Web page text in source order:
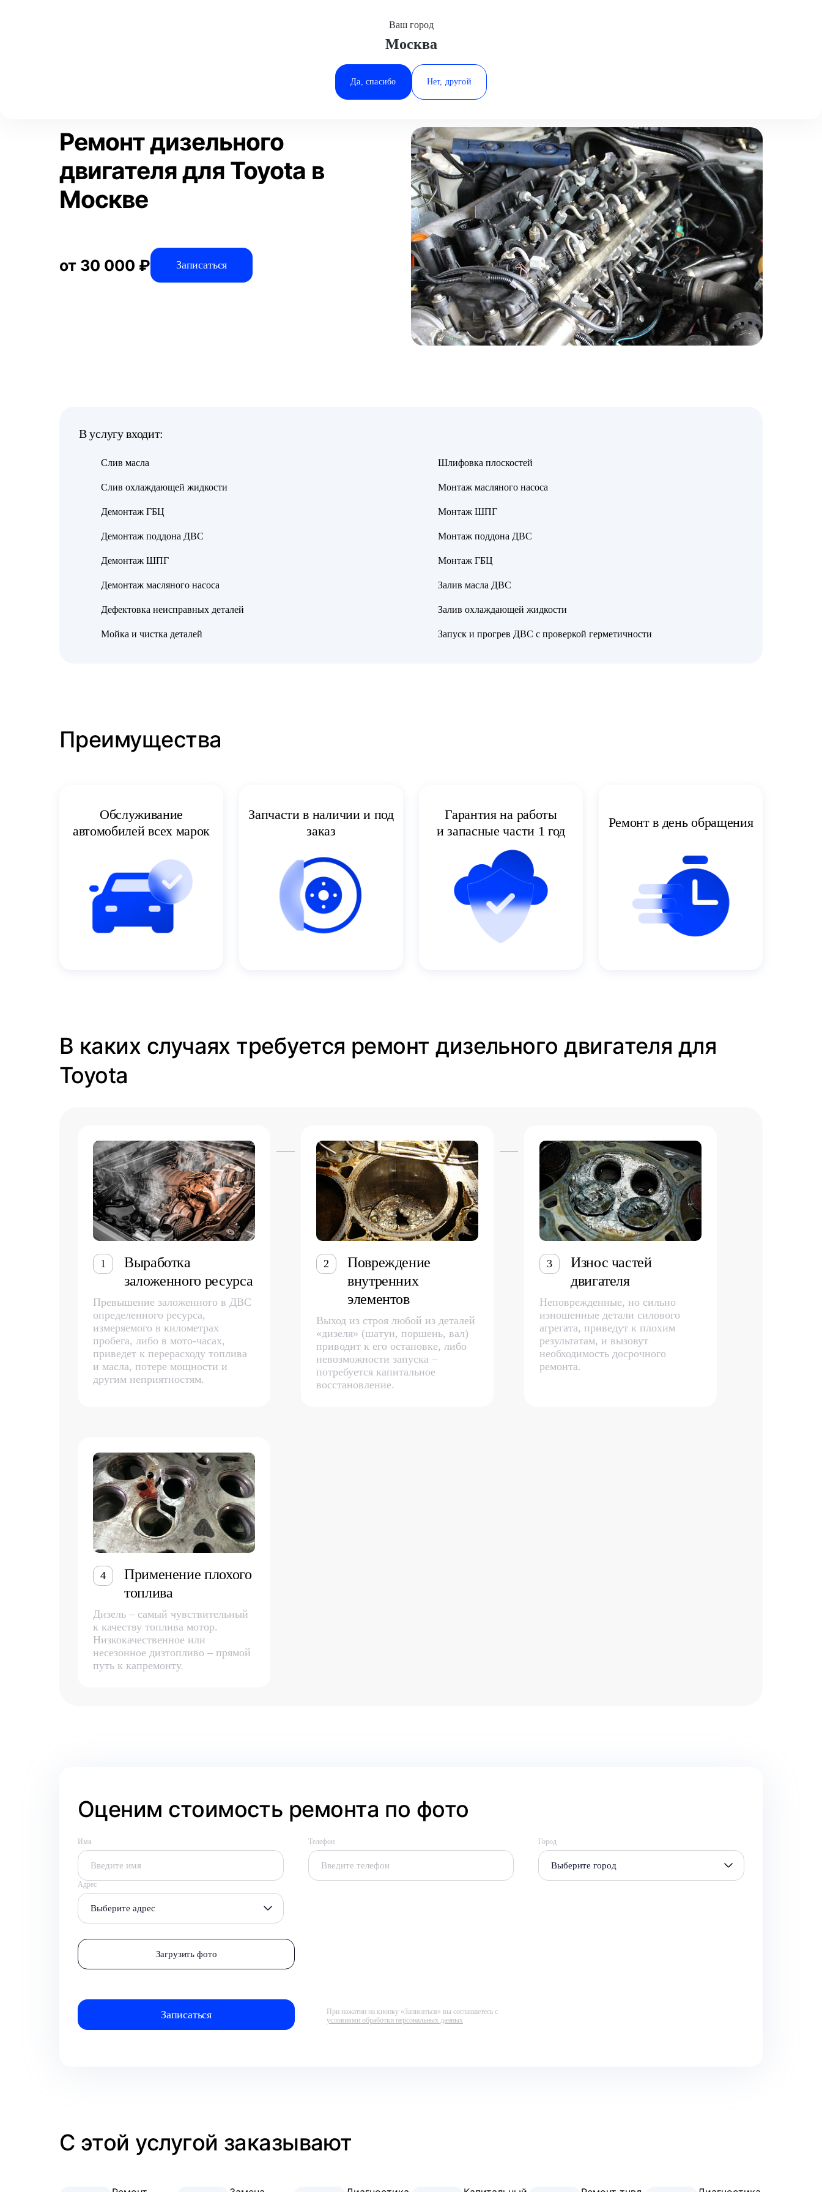
Минеральные Воды
Ростов-на-Дону
Ставрополь
Ваш город
Москва
Да, спасибо Нет, другой
Ремонт дизельного двигателя Toyota
Статьи
Ремонт дизельного
двигателя для Toyota в
Москве
от 30 000 ₽ Записаться
В услугу входит:
Слив масла
Слив охлаждающей жидкости
Демонтаж ГБЦ
Демонтаж поддона ДВС
Демонтаж ШПГ
Демонтаж масляного насоса
Дефектовка неисправных деталей
Мойка и чистка деталей
Шлифовка плоскостей
Монтаж масляного насоса
Монтаж ШПГ
Монтаж поддона ДВС
Монтаж ГБЦ
Залив масла ДВС
Залив охлаждающей жидкости
Запуск и прогрев ДВС с проверкой герметичности
Преимущества
Обслуживание
автомобилей всех марок
Запчасти в наличии и под
заказ
Гарантия на работы
и запасные части 1 год
Ремонт в день обращения
В каких случаях требуется ремонт дизельного двигателя для
Toyota
1
Выработка
заложенного ресурса
Превышение заложенного в ДВС
определенного ресурса,
измеряемого в километрах
пробега, либо в мото-часах,
приведет к перерасходу топлива
и масла, потере мощности и
другим неприятностям.
2
Повреждение
внутренних
элементов
Выход из строя любой из деталей
«дизеля» (шатун, поршень, вал)
приводит к его остановке, либо
невозможности запуска –
потребуется капитальное
восстановление.
3
Износ частей
двигателя
Неповрежденные, но сильно
изношенные детали силового
агрегата, приведут к плохим
результатам, и вызовут
необходимость досрочного
ремонта.
4
Применение плохого
топлива
Дизель – самый чувствительный
к качеству топлива мотор.
Низкокачественное или
несезонное дизтопливо – прямой
путь к капремонту.
Оценим стоимость ремонта по фото
Имя Телефон Город
Выберите город
Адрес
Выберите адрес
Загрузить фото
При нажатии на кнопку «Записаться» вы соглашаетесь с
условиями обработки персональных данных
С этой услугой заказывают